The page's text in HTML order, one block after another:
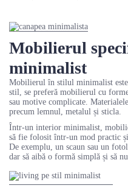
Mobilierul
minimalist
Mobilierul în stilul minimalist
stil, se preferă mobilierul cu
sau motive complicate.
precum lemnul, metalul și sticla.
Într-un interior minimalist,
să fie folosit într-un mod practic
De exemplu, un scaun sau un
dar să aibă o formă simplă și să